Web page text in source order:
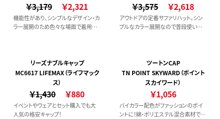
￥3,179 ￥2,321
機能性があり、シンプルなデザイン・カ
ラー展開のため色々な場面で着用で
￥3,575 ￥2,618
アウトドアの定番サファリハット。シン
プルなカラー展開なので普段使いに
リーズナブルキャップ
MC6617 LIFEMAX（ライフマック
ス）
￥1,430 ￥880
イベントやウェアとセット購入でも大
人気の格安キャップ！
ツートンCAP
TN POINT SKYWARD（ポイント
スカイワード）
￥1,056
バイカラー配色がファッションのポイ
ントに！綿・ポリエステル混合素材で軽